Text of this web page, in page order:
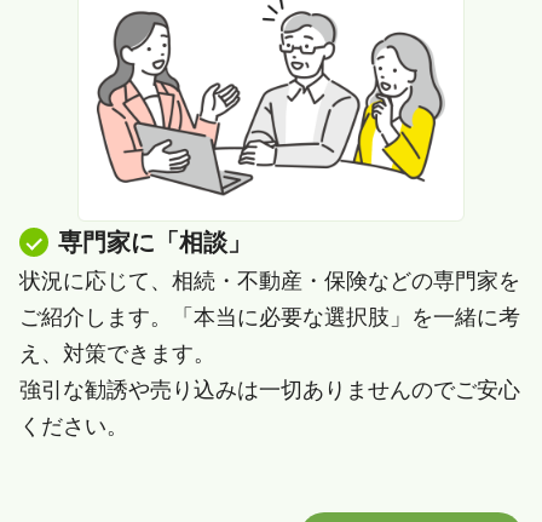
専門家に「相談」
状況に応じて、相続・不動産・保険などの専門家を
ご紹介します。「本当に必要な選択肢」を一緒に考
え、対策できます。
強引な勧誘や売り込みは一切ありませんのでご安心
ください。